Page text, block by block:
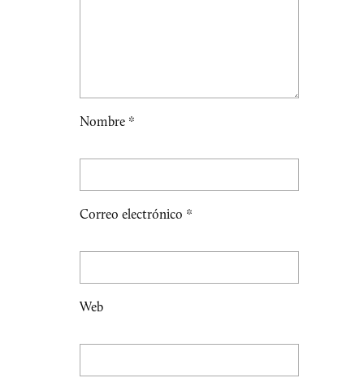
Nombre *
Correo electrónico *
Web